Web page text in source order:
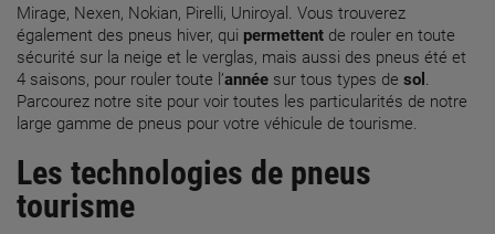
Mirage, Nexen, Nokian, Pirelli, Uniroyal. Vous trouverez
également des pneus hiver, qui permettent de rouler en toute
sécurité sur la neige et le verglas, mais aussi des pneus été et
4 saisons, pour rouler toute l’année sur tous types de sol .
Parcourez notre site pour voir toutes les particularités de notre
large gamme de pneus pour votre véhicule de tourisme.
Les technologies de pneus
tourisme